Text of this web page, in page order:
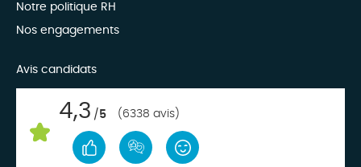
Notre politique RH
Nos engagements
Avis candidats
4,3 / 5
(6338 avis)
candidature-facilerecommande-site